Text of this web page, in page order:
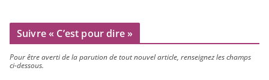
Suivre « C’est pour dire »
Pour être aver­ti de la paru­tion de tout nou­vel article, ren­sei­gnez les champs
ci-dessous.